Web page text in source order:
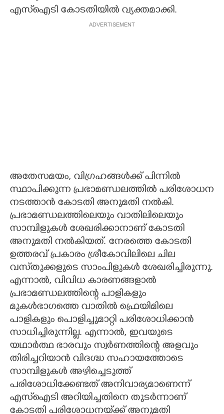
എസ്‌ഐടി കോടതിയിൽ വ്യക്തമാക്കി.
ADVERTISEMENT
അതേസമയം, വിഗ്രഹങ്ങൾക്ക് പിന്നിൽ
സ്ഥാപിക്കുന്ന പ്രഭാമണ്ഡലത്തിൽ പരിശോധന
നടത്താൻ കോടതി അനുമതി നൽകി.
പ്രഭാമണ്ഡലത്തിലെയും വാതിലിലെയും
സാമ്പിളുകൾ ശേഖരിക്കാനാണ് കോടതി
അനുമതി നൽകിയത്. നേരത്തെ കോടതി
ഉത്തരവ് പ്രകാരം ശ്രീകോവിലിലെ ചില
വസ്‌തുക്കളുടെ സാംപിളുകൾ ശേഖരിച്ചിരുന്നു.
എന്നാൽ, വിവിധ കാരണങ്ങളാൽ
പ്രഭാമണ്ഡലത്തിന്റെ പാളികളും
മുകൾഭാഗത്തെ വാതിൽ ഫ്രെയിമിലെ
പാളികളും പൊളിച്ചുമാറ്റി പരിശോധിക്കാൻ
സാധിച്ചിരുന്നില്ല. എന്നാൽ, ഇവയുടെ
യഥാർത്ഥ ഭാരവും സ്വർണത്തിന്റെ അളവും
തിരിച്ചറിയാൻ വിദഗ്ദ്ധ സഹായത്തോടെ
സാമ്പിളുകൾ അഴിച്ചെടുത്ത്
പരിശോധിക്കേണ്ടത് അനിവാര്യമാണെന്ന്
എസ്‌ഐടി അറിയിച്ചതിനെ തുടർന്നാണ്
കോടതി പരിശോധനയ്‌ക്ക് അനുമതി